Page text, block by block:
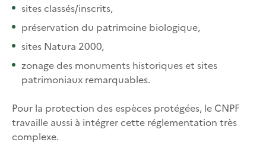
sites classés/inscrits,
préservation du patrimoine biologique,
sites Natura 2000,
zonage des monuments historiques et sites
patrimoniaux remarquables.
Pour la protection des espèces protégées, le CNPF
travaille aussi à intégrer cette réglementation très
complexe.